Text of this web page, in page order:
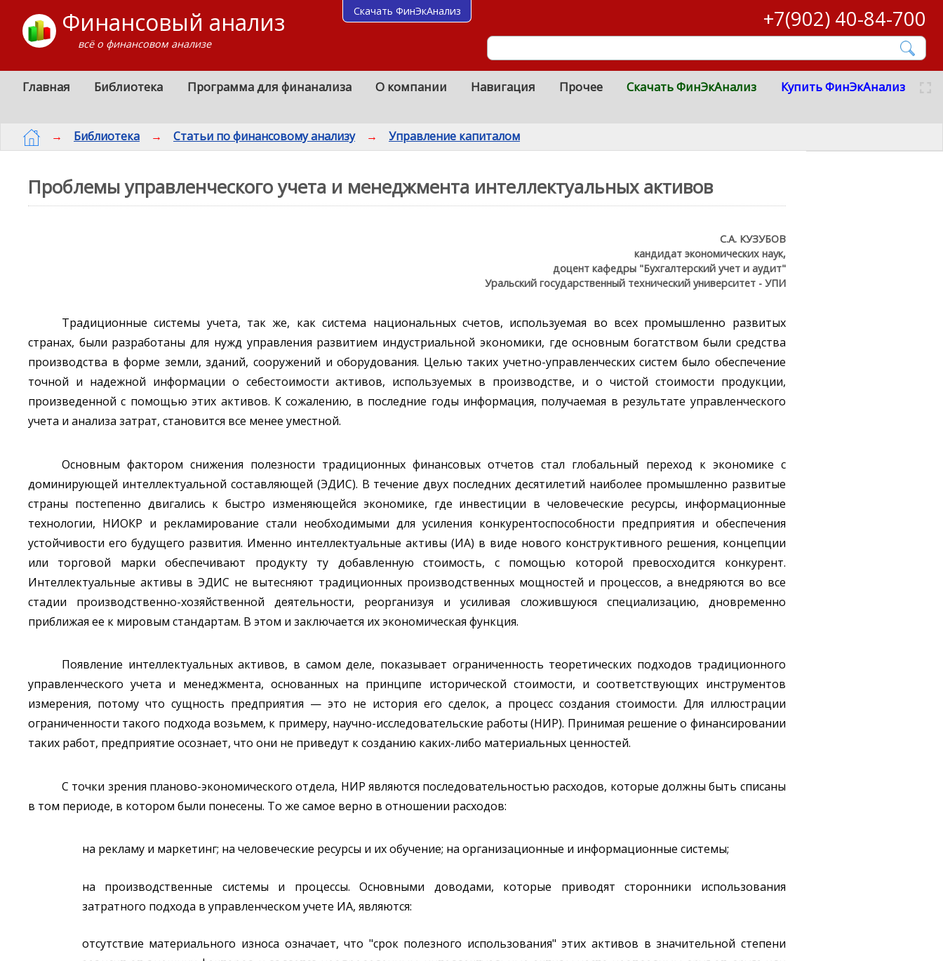
Финансовый анализ
всё о финансовом анализе
+7(902) 40-84-700
Главная Библиотека Программа для финанализа О компании Навигация Прочее Скачать ФинЭкАнализ Купить ФинЭкАнализ
→ Библиотека → Статьи по финансовому анализу → Управление капиталом
Проблемы управленческого учета и менеджмента интеллектуальных активов
С.А. КУЗУБОВ
кандидат экономических наук,
доцент кафедры "Бухгалтерский учет и аудит"
Уральский государственный технический университет - УПИ
Традиционные системы учета, так же, как система национальных счетов, используемая во всех промышленно развитых
странах, были разработаны для нужд управления развитием индустриальной экономики, где основным богатством были средства
производства в форме земли, зданий, сооружений и оборудования. Целью таких учетно-управленческих систем было обеспечение
точной и надежной информации о себестоимости активов, используемых в производстве, и о чистой стоимости продукции,
произведенной с помощью этих активов. К сожалению, в последние годы информация, получаемая в результате управленческого
учета и анализа затрат, становится все менее уместной.
Основным фактором снижения полезности традиционных финансовых отчетов стал глобальный переход к экономике с
доминирующей интеллектуальной составляющей (ЭДИС). В течение двух последних десятилетий наиболее промышленно развитые
страны постепенно двигались к быстро изменяющейся экономике, где инвестиции в человеческие ресурсы, информационные
технологии, НИОКР и рекламирование стали необходимыми для усиления конкурентоспособности предприятия и обеспечения
устойчивости его будущего развития. Именно интеллектуальные активы (ИА) в виде нового конструктивного решения, концепции
или торговой марки обеспечивают продукту ту добавленную стоимость, с помощью которой превосходится конкурент.
Интеллектуальные активы в ЭДИС не вытесняют традиционных производственных мощностей и процессов, а внедряются во все
стадии производственно-хозяйственной деятельности, реорганизуя и усиливая сложившуюся специализацию, дновременно
приближая ее к мировым стандартам. В этом и заключается их экономическая функция.
Появление интеллектуальных активов, в самом деле, показывает ограниченность теоретических подходов традиционного
управленческого учета и менеджмента, основанных на принципе исторической стоимости, и соответствующих инструментов
измерения, потому что сущность предприятия — это не история его сделок, а процесс создания стоимости. Для иллюстрации
ограниченности такого подхода возьмем, к примеру, научно-исследовательские работы (НИР). Принимая решение о финансировании
таких работ, предприятие осознает, что они не приведут к созданию каких-либо материальных ценностей.
С точки зрения планово-экономического отдела, НИР являются последовательностью расходов, которые должны быть списаны
в том периоде, в котором были понесены. То же самое верно в отношении расходов:
на рекламу и маркетинг; на человеческие ресурсы и их обучение; на организационные и информационные системы;
на производственные системы и процессы. Основными доводами, которые приводят сторонники использования
затратного подхода в управленческом учете ИА, являются:
отсутствие материального износа означает, что "срок полезного использования" этих активов в значительной степени
Скачать ФинЭкАнализ